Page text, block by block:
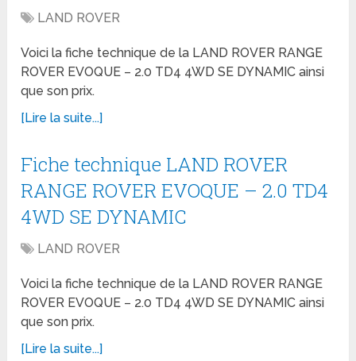
LAND ROVER
Voici la fiche technique de la LAND ROVER RANGE
ROVER EVOQUE – 2.0 TD4 4WD SE DYNAMIC ainsi
que son prix.
[Lire la suite...]
Fiche technique LAND ROVER
RANGE ROVER EVOQUE – 2.0 TD4
4WD SE DYNAMIC
LAND ROVER
Voici la fiche technique de la LAND ROVER RANGE
ROVER EVOQUE – 2.0 TD4 4WD SE DYNAMIC ainsi
que son prix.
[Lire la suite...]